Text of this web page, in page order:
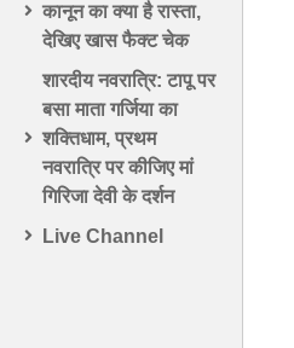
कानून का क्या है रास्ता,
देखिए खास फैक्ट चेक
शारदीय नवरात्रि: टापू पर
बसा माता गर्जिया का
शक्तिधाम, प्रथम
नवरात्रि पर कीजिए मां
गिरिजा देवी के दर्शन
Live Channel